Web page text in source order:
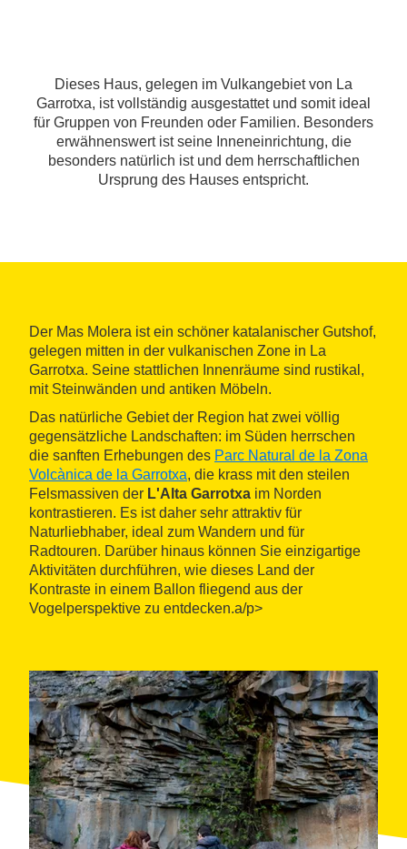
Dieses Haus, gelegen im Vulkangebiet von La
Garrotxa, ist vollständig ausgestattet und somit ideal
für Gruppen von Freunden oder Familien. Besonders
erwähnenswert ist seine Inneneinrichtung, die
besonders natürlich ist und dem herrschaftlichen
Ursprung des Hauses entspricht.
Der Mas Molera ist ein schöner katalanischer Gutshof,
gelegen mitten in der vulkanischen Zone in La
Garrotxa. Seine stattlichen Innenräume sind rustikal,
mit Steinwänden und antiken Möbeln.
Das natürliche Gebiet der Region hat zwei völlig
gegensätzliche Landschaften: im Süden herrschen
die sanften Erhebungen des Parc Natural de la Zona
Volcànica de la Garrotxa, die krass mit den steilen
Felsmassiven der L'Alta Garrotxa im Norden
kontrastieren. Es ist daher sehr attraktiv für
Naturliebhaber, ideal zum Wandern und für
Radtouren. Darüber hinaus können Sie einzigartige
Aktivitäten durchführen, wie dieses Land der
Kontraste in einem Ballon fliegend aus der
Vogelperspektive zu entdecken.a/p>